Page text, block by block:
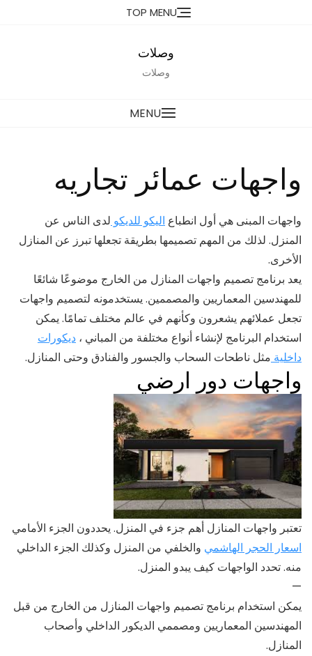
TOP MENU
وصلات
وصلات
MENU
واجهات عمائر تجاريه
واجهات المبنى هي أول انطباع اليكو للديكو لدى الناس عن
المنزل. لذلك من المهم تصميمها بطريقة تجعلها تبرز عن المنازل
الأخرى.
يعد برنامج تصميم واجهات المنازل من الخارج موضوعًا شائعًا
للمهندسين المعماريين والمصممين. يستخدمونه لتصميم واجهات
تجعل عملائهم يشعرون وكأنهم في عالم مختلف تمامًا. يمكن
استخدام البرنامج لإنشاء أنواع مختلفة من المباني ، ديكورات
داخلية مثل ناطحات السحاب والجسور والفنادق وحتى المنازل.
واجهات دور ارضي
تعتبر واجهات المنازل أهم جزء في المنزل. يحددون الجزء الأمامي
اسعار الحجر الهاشمي والخلفي من المنزل وكذلك الجزء الداخلي
منه. تحدد الواجهات كيف يبدو المنزل.
—
يمكن استخدام برنامج تصميم واجهات المنازل من الخارج من قبل
المهندسين المعماريين ومصممي الديكور الداخلي وأصحاب
المنازل.